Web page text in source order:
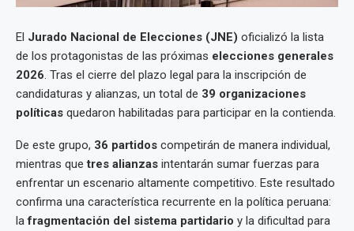
El Jurado Nacional de Elecciones (JNE) oficializó la lista
de los protagonistas de las próximas elecciones generales
2026. Tras el cierre del plazo legal para la inscripción de
candidaturas y alianzas, un total de 39 organizaciones
políticas quedaron habilitadas para participar en la contienda.
De este grupo, 36 partidos competirán de manera individual,
mientras quetres alianzas intentarán sumar fuerzas para
enfrentar un escenario altamente competitivo. Este resultado
confirma una característica recurrente en la política peruana:
lafragmentación del sistema partidario y la dificultad para